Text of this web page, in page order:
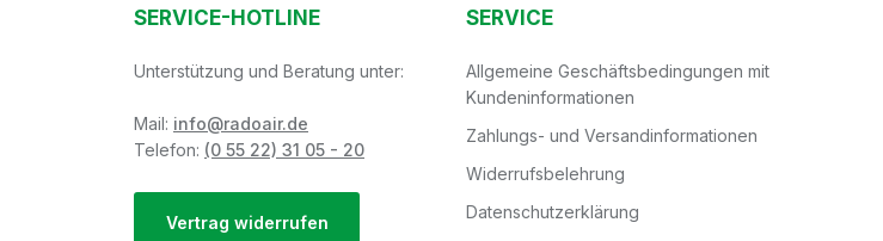
SERVICE-HOTLINE
Unterstützung und Beratung unter:
Mail: info@radoair.de
Telefon: (0 55 22) 31 05 - 20
Vertrag widerrufen
SERVICE
Allgemeine Geschäftsbedingungen mit
Kundeninformationen
Zahlungs- und Versandinformationen
Widerrufsbelehrung
Datenschutzerklärung